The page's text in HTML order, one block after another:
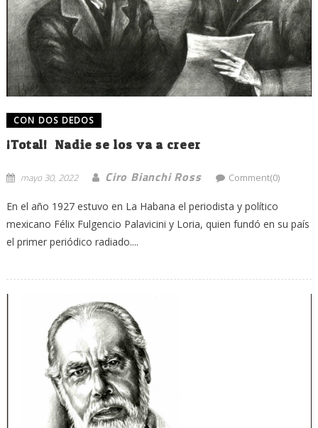
CON DOS DEDOS
¡Total! Nadie se los va a creer
mayo 30, 2022 Ciro Bianchi Ross Comment(0)
En el año 1927 estuvo en La Habana el periodista y político
mexicano Félix Fulgencio Palavicini y Loria, quien fundó en su país
el primer periódico radiado....